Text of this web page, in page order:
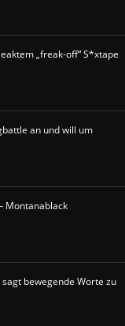
„freak-off“ S*xtape
an und will um
Montanablack
bewegende Worte zu